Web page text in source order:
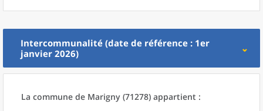
Intercommunalité (date de référence : 1er
janvier 2026)
La commune de Marigny (71278) appartient :